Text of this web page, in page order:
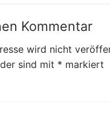
Kommentar
wird nicht
sind mit * markiert